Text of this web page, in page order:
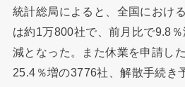
統計総局によると、全国におけ
は約1万800社で、前月比で9.8
減となった。また休業を申請し
25.4％増の3776社、解散手続き